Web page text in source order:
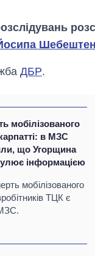
ДБР.
мобілізованого
в МЗС
що Угорщина
інформацією
мобілізованого
ТЦК є